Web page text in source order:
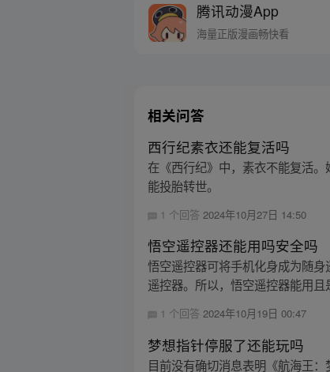
腾讯动漫App
海量正版漫画畅快看
相关问答
西行纪素衣还能复活吗
在《西行纪》中，素衣不能复活
能投胎转世。
1 个回答2024年10月27日 14:50
悟空遥控器还能用吗安全吗
悟空遥控器可将手机化身成为随
遥控器。所以，悟空遥控器能用
1 个回答2024年10月19日 00:47
梦想指针停服了还能玩吗
目前没有确切消息表明《航海王